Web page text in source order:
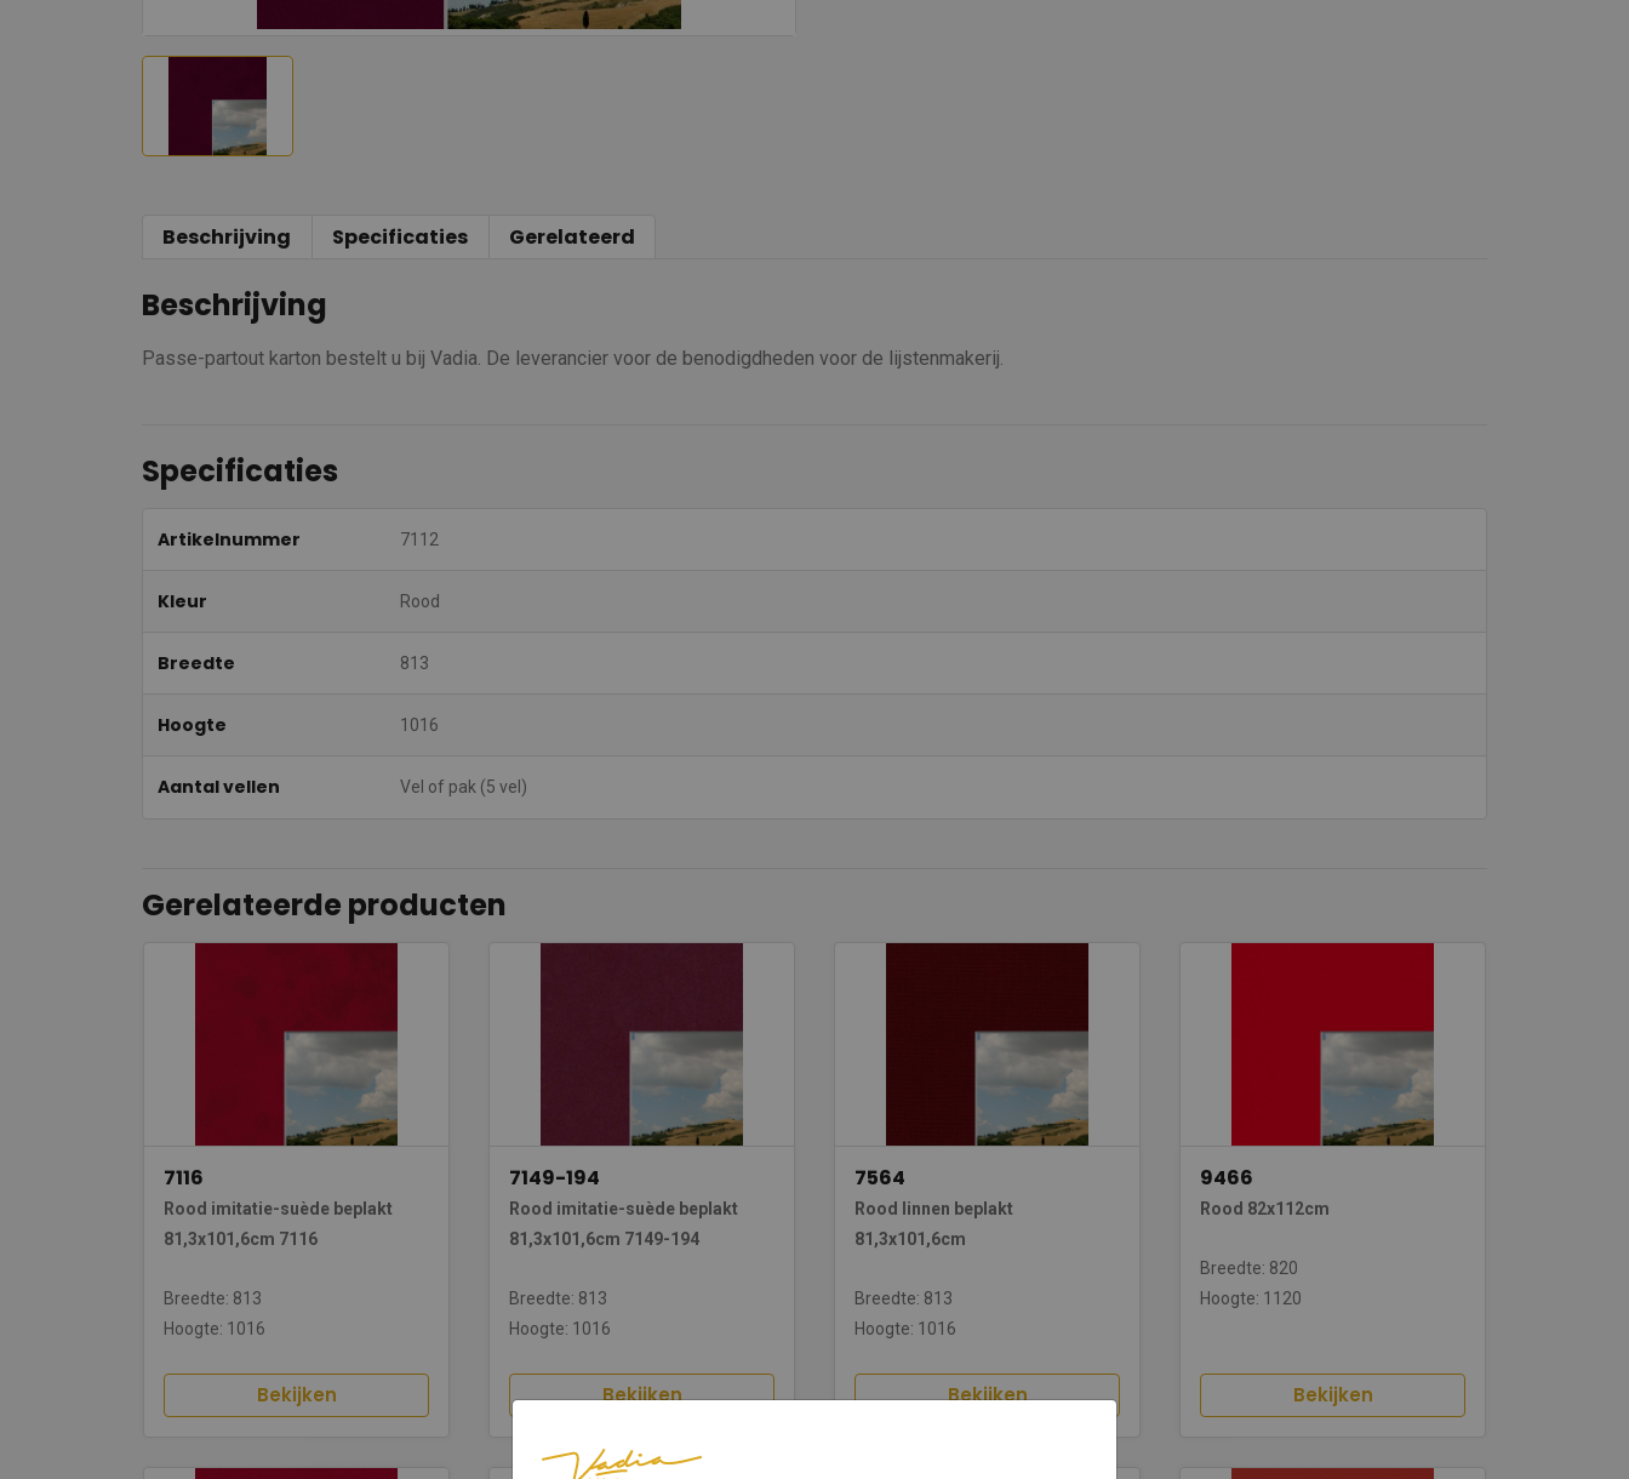
Beschrijving Specificaties Gerelateerd
Beschrijving
Passe-partout karton bestelt u bij Vadia. De leverancier voor de benodigdheden voor de lijstenmakerij.
Specificaties
Artikelnummer 7112
Kleur Rood
Breedte 813
Hoogte 1016
Aantal vellen Vel of pak (5 vel)
Gerelateerde producten
7116
Rood imitatie-suède beplakt
81,3x101,6cm 7116
Breedte: 813
Hoogte: 1016
Bekijken
7149-194
Rood imitatie-suède beplakt
81,3x101,6cm 7149-194
Breedte: 813
Hoogte: 1016
Bekijken
7564
Rood linnen beplakt
81,3x101,6cm
Breedte: 813
Hoogte: 1016
Bekijken
9466
Rood 82x112cm
Breedte: 820
Hoogte: 1120
Bekijken